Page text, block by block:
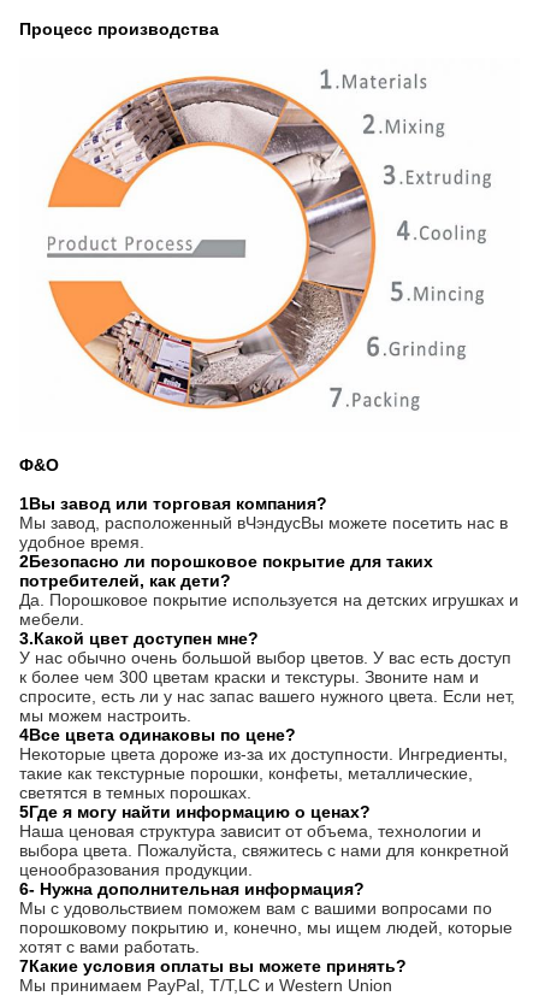
Процесс производства
Ф&О
1Вы завод или торговая компания?
Мы завод, расположенный вЧэндусВы можете посетить нас в
удобное время.
2Безопасно ли порошковое покрытие для таких
потребителей, как дети?
Да. Порошковое покрытие используется на детских игрушках и
мебели.
3.Какой цвет доступен мне?
У нас обычно очень большой выбор цветов. У вас есть доступ
к более чем 300 цветам краски и текстуры. Звоните нам и
спросите, есть ли у нас запас вашего нужного цвета. Если нет,
мы можем настроить.
4Все цвета одинаковы по цене?
Некоторые цвета дороже из-за их доступности. Ингредиенты,
такие как текстурные порошки, конфеты, металлические,
светятся в темных порошках.
5Где я могу найти информацию о ценах?
Наша ценовая структура зависит от объема, технологии и
выбора цвета. Пожалуйста, свяжитесь с нами для конкретной
ценообразования продукции.
6- Нужна дополнительная информация?
Мы с удовольствием поможем вам с вашими вопросами по
порошковому покрытию и, конечно, мы ищем людей, которые
хотят с вами работать.
7Какие условия оплаты вы можете принять?
Мы принимаем PayPal, T/T,LC и Western Union